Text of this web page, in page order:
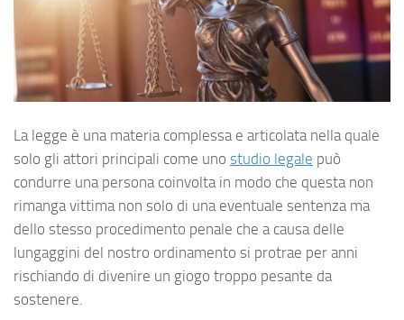
La legge è una materia complessa e articolata nella quale
solo gli attori principali come uno studio legale può
condurre una persona coinvolta in modo che questa non
rimanga vittima non solo di una eventuale sentenza ma
dello stesso procedimento penale che a causa delle
lungaggini del nostro ordinamento si protrae per anni
rischiando di divenire un giogo troppo pesante da
sostenere.